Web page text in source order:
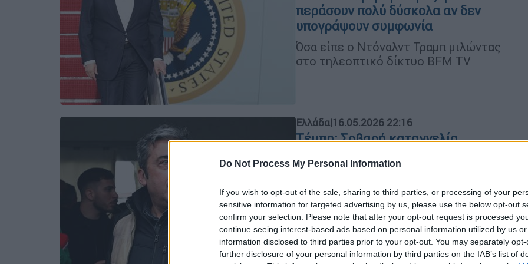
Do Not Process My Personal Information
If you wish to opt-out of the sale, sharing to third parties, or processing of your
sensitive information for targeted advertising by us, please use the below opt-out
confirm your selection. Please note that after your opt-out request is processed
continue seeing interest-based ads based on personal information utilized by us
information disclosed to third parties prior to your opt-out. You may separately
further disclosure of your personal information by third parties on the IAB’s list of
περάσουν πολύ δύσκολα αν δεν
υπογράψουν συμφωνία
Όσα είπε ο Ντόναλντ Τραμπ μιλώντας
στο τηλεοπτικό δίκτυο BFM TV
Ελλάδα|16.05.2026 22:16
Τέμπη: Σοβαρή καταγγελία
κάτω από τη δικαστική αίθουσα
Ο πρόεδρος του Συλλόγου Γονέων
Θυμάτων Τεμπών ήταν ο βασικός
ομιλητής στο Αντιπολεμικό διήμερο
στο πάρκο Ειρήνης και Φιλίας και